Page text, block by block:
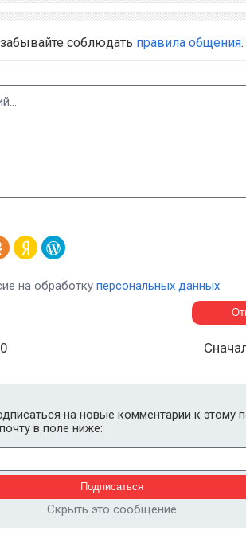
соблюдать правила общения.
на обработку персональных данных
на новые комментарии к этому
в поле ниже:
Скрыть это сообщение